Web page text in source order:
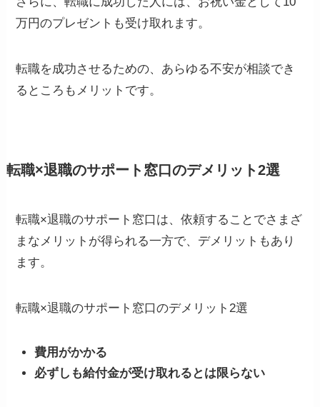
万円のプレゼントも受け取れます。
転職を成功させるための、あらゆる不安が相談でき
るところもメリットです。
転職×退職のサポート窓口のデメリット2選
転職×退職のサポート窓口は、依頼することでさまざ
まなメリットが得られる一方で、デメリットもあり
ます。
転職×退職のサポート窓口のデメリット2選
費用がかかる
必ずしも給付金が受け取れるとは限らない